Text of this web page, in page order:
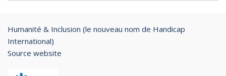
Humanité & Inclusion (le nouveau nom de Handicap
International)
Source website